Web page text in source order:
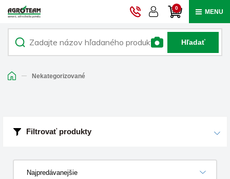
0 MENU
Hľadať
Nekategorizované
Filtrovať produkty
Najpredávanejšie